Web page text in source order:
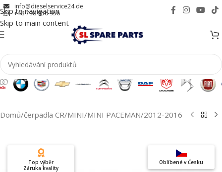
Skip to navigation
Skip to main content
info@dieselservice24.de
+48 798 956 956
Domů/čerpadla CR/MINI/MINI PACEMAN/2012-2016
Oblíbené v Česku
Top výběr
Záruka kvality